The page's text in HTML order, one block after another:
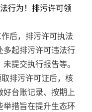
行为！排污许可领
后，排污许可执法
多起排污许可违法行
提交执行报告等。
排污许可证后，核
台账记录、按期上
措旨在提升生态环